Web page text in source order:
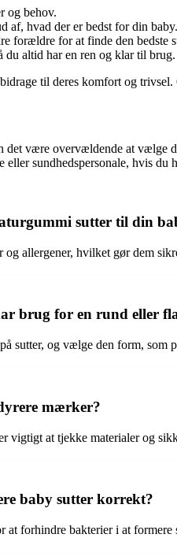
og behov.
af, hvad der er bedst for din baby.
forældre for at finde den bedste
du altid har en ren og klar til brug.
til deres komfort og
det være overvældende at vælge
sundhedspersonale, hvis du
sutter til din
allergener, hvilket gør dem
brug for en rund eller
sutter, og vælge den form, som
mærker?
vigtigt at tjekke materialer og
baby sutter korrekt?
at forhindre bakterier i at formere